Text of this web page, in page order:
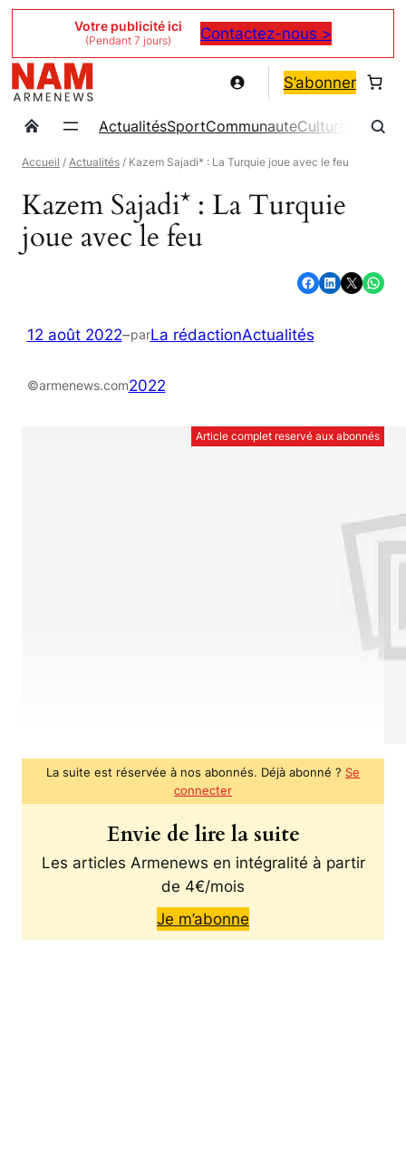
contenu
Votre publicité ici
(Pendant 7 jours) Contactez-nous >
S’abonner
ActualitésSportCommunauteCulture
Accueil /Actualités / Kazem Sajadi* : La Turquie joue avec le feu
Kazem Sajadi* : La Turquie
joue avec le feu
Partager sur Facebook Partager sur LinkedIn Partager sur X Partager sur WhatsApp
12 août 2022–parLa rédactionActualités
©armenews.com2022
Article complet reservé aux abonnés
La suite est réservée à nos abonnés. Déjà abonné ? Se
connecter
Envie de lire la suite
Les articles Armenews en intégralité à partir
de 4€/mois
Je m’abonne